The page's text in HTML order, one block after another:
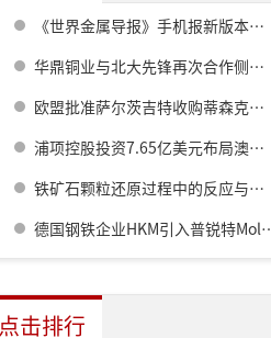
《世界金属导报》手机报新版本发布，免费下载，免费看
华鼎铜业与北大先锋再次合作侧吹炉配套6000立方制氧项目
欧盟批准萨尔茨吉特收购蒂森克虏伯持有的HKM股份
浦项控股投资7.65亿美元布局澳洲锂矿
铁矿石颗粒还原过程中的反应与传热多维多尺度分析
德国钢铁企业HKM引入普锐特Mold Expert Fiber提升连铸生产水平
点击排行